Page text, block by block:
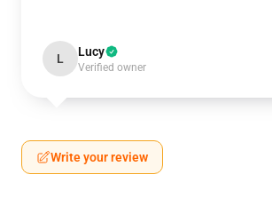
L Lucy
Verified owner
Write your review